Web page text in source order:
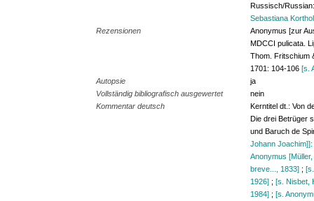
Russisch/
Sebastiana
Rezensionen
Anonymus [zur
MDCCI pulicata.
Thom. Fritschium
1701: 104-106[s.
Autopsie
ja
Vollständig bibliografisch ausgewertet
nein
Kommentar deutsch
Kerntitel dt.: Von
Die drei Betrüger
und Baruch de
Johann
Anonymus
breve..., 1833] ;
1926] ;[s. Nisbet,
1984] ;[s.